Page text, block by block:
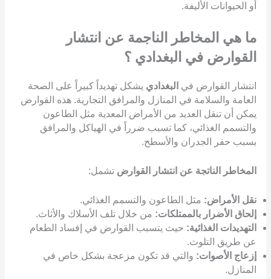
أو الحيوانات الأليفة.
ما هي المخاطر الناجمة عن انتشار
القوارض في البغدادي ؟
انتشار القوارض في البغدادي يشكل تهديداً كبيراً على الصحة
العامة والسلامة في المنازل والمرافق التجارية. هذه القوارض
يمكن أن تنقل العديد من الأمراض المعدية مثل الطاعون
والتسمم الغذائي، كما تسبب ضرراً في الهياكل والمرافق
بسبب حفر الجدران والأسطح.
المخاطر الناتجة عن انتشار القوارض تشمل:
نقل الأمراض: مثل الطاعون والتسمم الغذائي.
إلحاق الأضرار بالممتلكات: من خلال تلف الأسلاك والأثاث.
التهديدات الغذائية: حيث يتسبب القوارض في إفساد الطعام
عن طريق التلوث.
إزعاج الأصوات: والتي قد تكون مزعجة بشكل خاص في
المنازل.